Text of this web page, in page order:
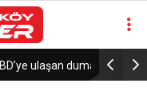
İş yerine